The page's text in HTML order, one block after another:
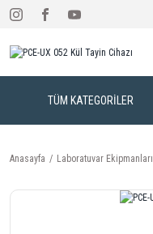
TÜM KATEGORİLER
Anasayfa Laboratuvar Ekipmanları